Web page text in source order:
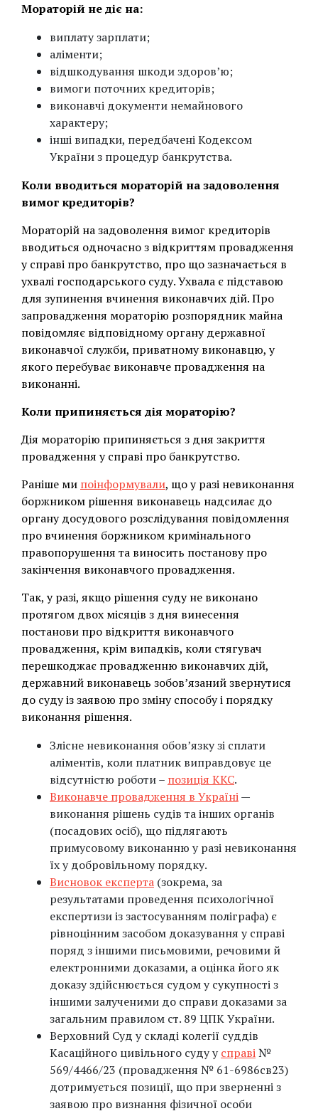
Мораторій не діє на:
виплату зарплати;
аліменти;
відшкодування шкоди здоров’ю;
вимоги поточних кредиторів;
виконавчі документи немайнового
характеру;
інші випадки, передбачені Кодексом
України з процедур банкрутства.
Коли вводиться мораторій на задоволення
вимог кредиторів?
Мораторій на задоволення вимог кредиторів
вводиться одночасно з відкриттям провадження
у справі про банкрутство, про що зазначається в
ухвалі господарського суду. Ухвала є підставою
для зупинення вчинення виконавчих дій. Про
запровадження мораторію розпорядник майна
повідомляє відповідному органу державної
виконавчої служби, приватному виконавцю, у
якого перебуває виконавче провадження на
виконанні.
Коли припиняється дія мораторію?
Дія мораторію припиняється з дня закриття
провадження у справі про банкрутство.
Раніше ми поінформували, що у разі невиконання
боржником рішення виконавець надсилає до
органу досудового розслідування повідомлення
про вчинення боржником кримінального
правопорушення та виносить постанову про
закінчення виконавчого провадження.
Так, у разі, якщо рішення суду не виконано
протягом двох місяців з дня винесення
постанови про відкриття виконавчого
провадження, крім випадків, коли стягувач
перешкоджає провадженню виконавчих дій,
державний виконавець зобов’язаний звернутися
до суду із заявою про зміну способу і порядку
виконання рішення.
Злісне невиконання обов’язку зі сплати
аліментів, коли платник виправдовує це
відсутністю роботи – позиція ККС.
Виконавче провадження в Україні—
виконання рішень судів та інших органів
(посадових осіб), що підлягають
примусовому виконанню у разі невиконання
їх у добровільному порядку.
Висновок експерта (зокрема, за
результатами проведення психологічної
експертизи із застосуванням поліграфа) є
рівноцінним засобом доказування у справі
поряд з іншими письмовими, речовими й
електронними доказами, а оцінка його як
доказу здійснюється судом у сукупності з
іншими залученими до справи доказами за
загальним правилом ст. 89 ЦПК України.
Верховний Суд у складі колегії суддів
Касаційного цивільного суду усправі№
569/4466/23 (провадження № 61-6986св23)
дотримується позиції, що при зверненні з
заявою про визнання фізичної особи